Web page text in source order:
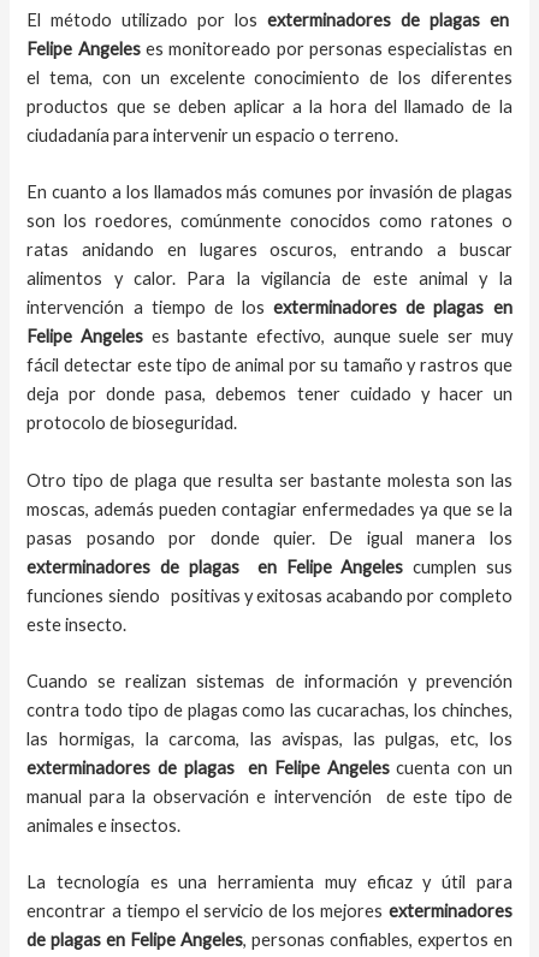
El método utilizado por los exterminadores de plagas en
Felipe Angeleses monitoreado por personas especialistas en
el tema, con un excelente conocimiento de los diferentes
productos que se deben aplicar a la hora del llamado de la
ciudadanía para intervenir un espacio o terreno.
En cuanto a los llamados más comunes por invasión de plagas
son los roedores, comúnmente conocidos como ratones o
ratas anidando en lugares oscuros, entrando a buscar
alimentos y calor. Para la vigilancia de este animal y la
intervención a tiempo de losexterminadores de plagas en
Felipe Angeles es bastante efectivo, aunque suele ser muy
fácil detectar este tipo de animal por su tamaño y rastros que
deja por donde pasa, debemos tener cuidado y hacer un
protocolo de bioseguridad.
Otro tipo de plaga que resulta ser bastante molesta son las
moscas, además pueden contagiar enfermedades ya que se la
pasas posando por donde quier. De igual manera los
exterminadores de plagasen Felipe Angeles cumplen sus
funciones siendo positivas y exitosas acabando por completo
este insecto.
Cuando se realizan sistemas de información y prevención
contra todo tipo de plagas como las cucarachas, los chinches,
las hormigas, la carcoma, las avispas, las pulgas, etc, los
exterminadores de plagasen Felipe Angelescuenta con un
manual para la observación e intervención de este tipo de
animales e insectos.
La tecnología es una herramienta muy eficaz y útil para
encontrar a tiempo el servicio de los mejores exterminadores
de plagas en Felipe Angeles, personas confiables, expertos en